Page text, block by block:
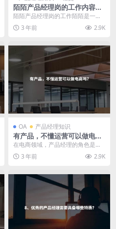
陌陌产品经理岗的工作内容是
什么？
陌陌产品经理岗的工作陌陌是一款
社交类应用程序，其产品经理负责
领导和管理陌陌应用的...
3 年前 2.9K
OA 产品经理知识
有产品，不懂运营可以做电商
吗?
在电商领域，产品经理的角色是非
常重要的。虽然不懂运营可能会给
电商经营带来一些挑战...
3 年前 2.9K